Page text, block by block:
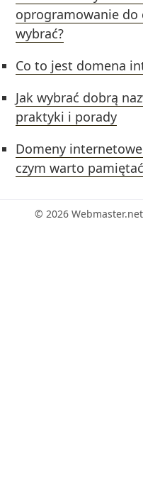
oprogramowanie
wybrać?
Co to jest domena
Jak wybrać dobrą
praktyki i porady
Domeny
czym warto
© 2026